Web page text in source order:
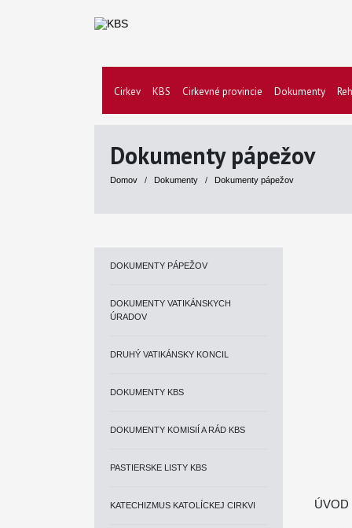
Cirkev KBS Cirkevné provincie Dokumenty
Dokumenty pápežov
Domov / Dokumenty / Dokumenty pápežov
DOKUMENTY PÁPEŽOV
DOKUMENTY VATIKÁNSKYCH
ÚRADOV
DRUHÝ VATIKÁNSKY KONCIL
DOKUMENTY KBS
DOKUMENTY KOMISIÍ A RÁD KBS
PASTIERSKE LISTY KBS
KATECHIZMUS KATOLÍCKEJ CIRKVI ÚVOD